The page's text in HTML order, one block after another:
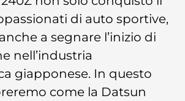
di auto sportive,
a segnare l’inizio di
nell’industria
giapponese. In questo
come la Datsun